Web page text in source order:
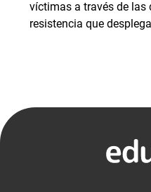
víctimas a través de las
resistencia que